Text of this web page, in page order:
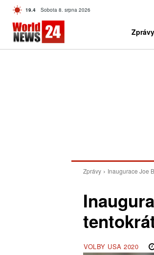
19.4 C Czech
Sobota 8. srpna 2026
Zprávy
Zprávy Inaugurace Joe
VOLBY USA 2020